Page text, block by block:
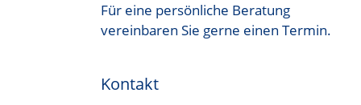
Für eine persönliche Beratung
vereinbaren Sie gerne einen Termin.
Kontakt